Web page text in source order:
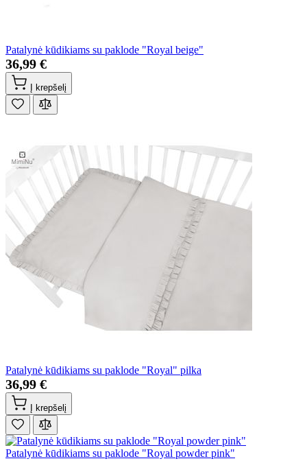
Patalynė kūdikiams su paklode "Royal beige"
36,99 €
Į krepšelį
Patalynė kūdikiams su paklode "Royal" pilka
36,99 €
Į krepšelį
Patalynė kūdikiams su paklode "Royal powder pink"